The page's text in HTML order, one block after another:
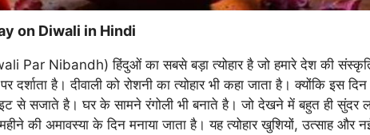
on Diwali in Hindi
Par Nibandh) हिंदुओं का सबसे बड़ा त्योहार है जो हमारे देश की
दर्शाता है। दीवाली को रोशनी का त्योहार भी कहा जाता है। क्योंकि इस
से सजाते है। घर के सामने रंगोली भी बनाते है। जो देखने में बहुत ही सुंदर
महीने की अमावस्या के दिन मनाया जाता है। यह त्योहार खुशियों, उत्साह और